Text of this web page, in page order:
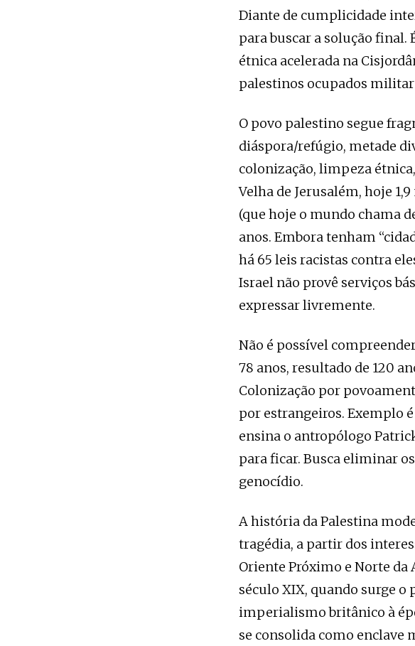
Diante de cumplicidade
para buscar a solução final.
étnica acelerada na
palestinos ocupados
O povo palestino segue
diáspora/refúgio, metade
colonização, limpeza
Velha de Jerusalém, hoje
(que hoje o mundo chama
anos. Embora tenham
há 65 leis racistas contra
Israel não provê serviços
expressar livremente.
Não é possível
78 anos, resultado de 120
Colonização por
por estrangeiros. Exemplo
ensina o antropólogo
para ficar. Busca eliminar
genocídio.
A história da Palestina
tragédia, a partir dos
Oriente Próximo e Norte
século XIX, quando surge
imperialismo britânico à
se consolida como